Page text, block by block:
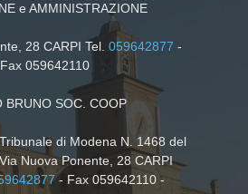
e AMMINISTRAZIONE
28 CARPI Tel.059642877 -
Fax 059642110
BRUNO SOC. COOP
di Modena N. 1468 del
Nuova Ponente, 28 CARPI
- Fax 059642110 -